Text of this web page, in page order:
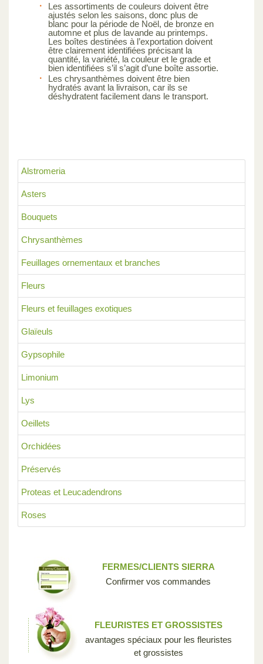
Alstromeria
Asters
Bouquets
Chrysanthèmes
Feuillages ornementaux et branches
Fleurs
Fleurs et feuillages exotiques
Glaïeuls
Gypsophile
Limonium
Lys
Oeillets
Orchidées
Préservés
Proteas et Leucadendrons
Roses
Les assortiments de couleurs doivent être
ajustés selon les saisons, donc plus de
blanc pour la période de Noël, de bronze en
automne et plus de lavande au printemps.
Les boîtes destinées à l’exportation doivent
être clairement identifiées précisant la
quantité, la variété, la couleur et le grade et
bien identifiées s’il s’agit d’une boîte assortie.
Les chrysanthèmes doivent être bien
hydratés avant la livraison, car ils se
déshydratent facilement dans le transport.
FERMES/CLIENTS SIERRA
Confirmer vos commandes
FLEURISTES ET GROSSISTES
avantages spéciaux pour les fleuristes
et grossistes